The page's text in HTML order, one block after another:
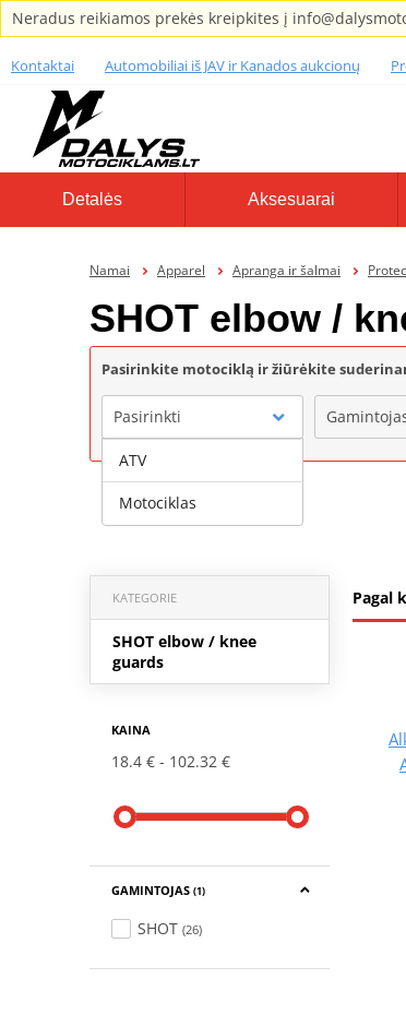
Neradus reikiamos prekės kreipkites į
Kontaktai Automobiliai iš JAV ir Kanados aukcionų
Detalės Aksesuarai
Namai Apparel Apranga ir šalmai
SHOT elbow /
Pasirinkite motociklą ir žiūrėkite
Pasirinkti
Pagal
KATEGORIE
SHOT elbow / knee
guards
KAINA
18.4 € 102.32 €
GAMINTOJAS (1)
SHOT (26)
ATV
Motociklas